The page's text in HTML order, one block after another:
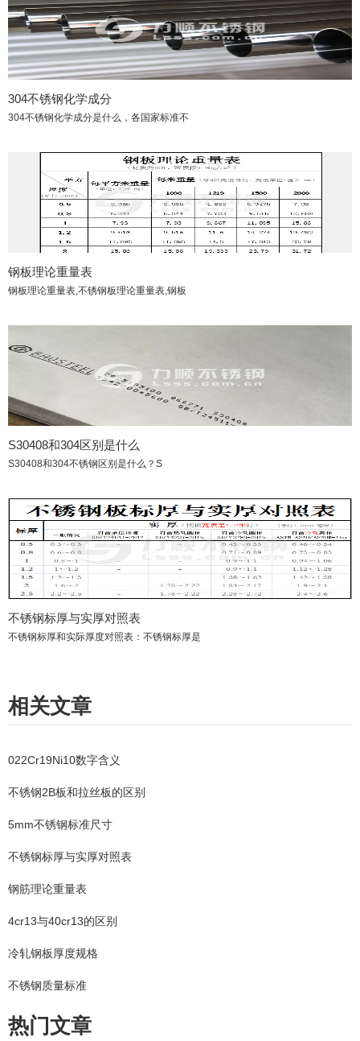
304不锈钢化学成分
304不锈钢化学成分是什么，各国家标准不
钢板理论重量表
钢板理论重量表,不锈钢板理论重量表,钢板
S30408和304区别是什么
S30408和304不锈钢区别是什么？S
不锈钢标厚与实厚对照表
不锈钢标厚和实际厚度对照表：不锈钢标厚是
相关文章
022Cr19Ni10数字含义
不锈钢2B板和拉丝板的区别
5mm不锈钢标准尺寸
不锈钢标厚与实厚对照表
钢筋理论重量表
4cr13与40cr13的区别
冷轧钢板厚度规格
不锈钢质量标准
热门文章